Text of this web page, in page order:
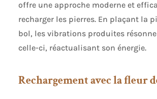
offre une approche moderne et
recharger les pierres. En plaçant la
bol, les vibrations produites
celle-ci, réactualisant son énergie.
Rechargement avec la fleur